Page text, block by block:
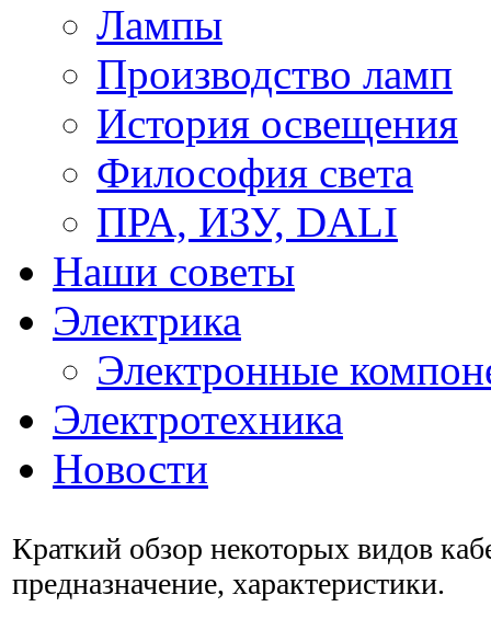
Лампы
Производство ламп
История освещения
Философия света
ПРА, ИЗУ, DALI
Наши советы
Электрика
Электронные
Электротехника
Новости
Краткий обзор некоторых видов
предназначение, характеристики.